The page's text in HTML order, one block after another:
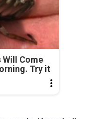
Will Come
Try it